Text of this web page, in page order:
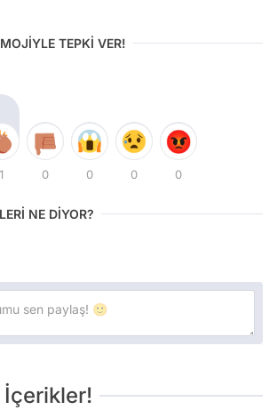
TEPKİ VER!
1 0 0 0 0
NE DİYOR?
İçerikler!